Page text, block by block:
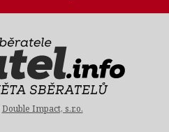
Double Impact, s.r.o.